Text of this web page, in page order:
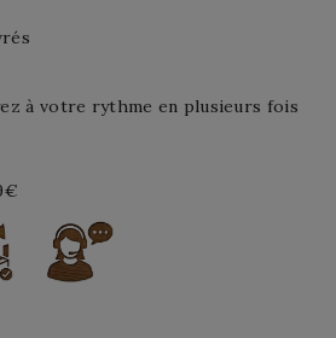
à votre rythme en plusieurs fois